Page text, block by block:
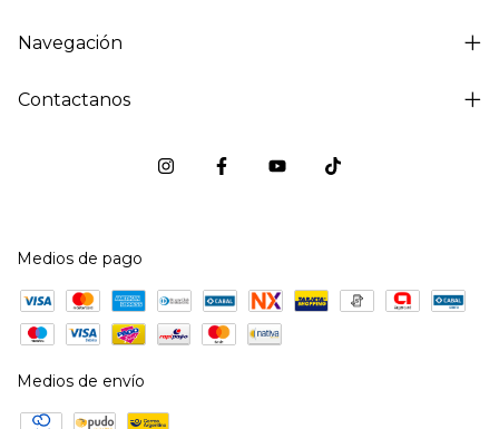
Navegación
Contactanos
Medios de pago
Medios de envío